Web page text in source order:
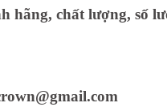
chất lượng, số